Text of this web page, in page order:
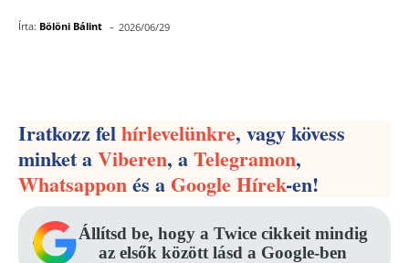
Írta: Bölöni Bálint - 2026/06/29
Iratkozz felhírlevelünkre, vagy kövess
minket aViberen, aTelegramon,
Whatsapponés aGoogle Hírek-en!
Állítsd be, hogy a Twice cikkeit mindig
az elsők között lásd a Google-ben